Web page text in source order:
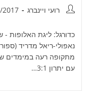
מחבר:רועי ויינברג 2017
מתקופה רעה במימדים
עם יתרון 3:1…